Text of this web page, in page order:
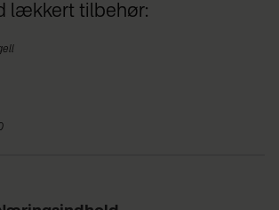
lækkert tilbehør: